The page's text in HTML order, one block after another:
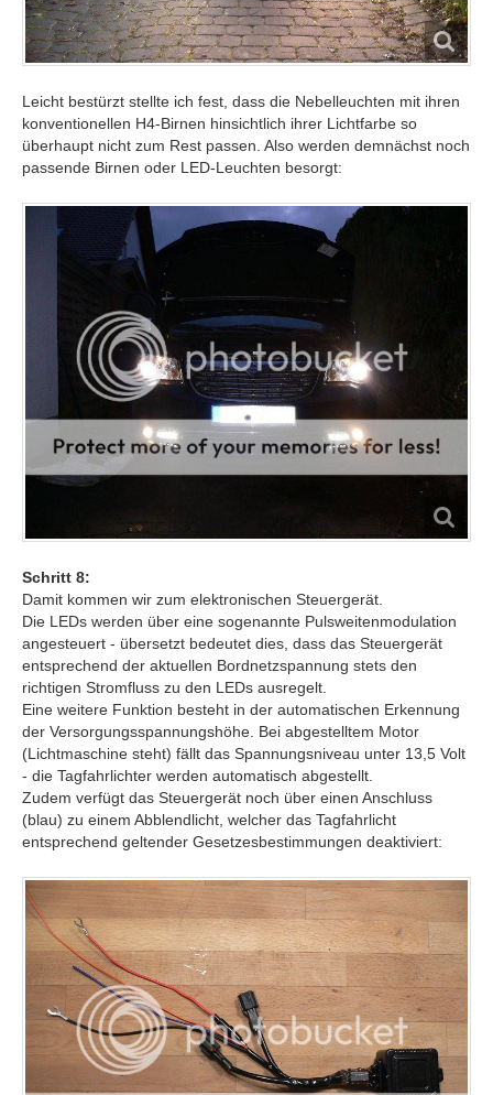
Leicht bestürzt stellte ich fest, dass die Nebelleuchten mit ihren
konventionellen H4-Birnen hinsichtlich ihrer Lichtfarbe so
überhaupt nicht zum Rest passen. Also werden demnächst noch
passende Birnen oder LED-Leuchten besorgt:
Schritt 8:
Damit kommen wir zum elektronischen Steuergerät.
Die LEDs werden über eine sogenannte Pulsweitenmodulation
angesteuert - übersetzt bedeutet dies, dass das Steuergerät
entsprechend der aktuellen Bordnetzspannung stets den
richtigen Stromfluss zu den LEDs ausregelt.
Eine weitere Funktion besteht in der automatischen Erkennung
der Versorgungsspannungshöhe. Bei abgestelltem Motor
(Lichtmaschine steht) fällt das Spannungsniveau unter 13,5 Volt
- die Tagfahrlichter werden automatisch abgestellt.
Zudem verfügt das Steuergerät noch über einen Anschluss
(blau) zu einem Abblendlicht, welcher das Tagfahrlicht
entsprechend geltender Gesetzesbestimmungen deaktiviert: